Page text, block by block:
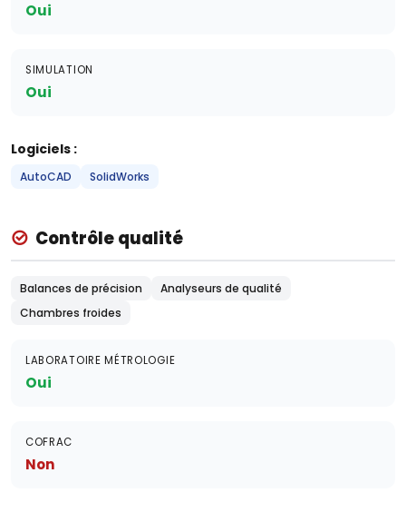
Oui
SIMULATION
Oui
Logiciels :
AutoCAD SolidWorks
Contrôle qualité
Balances de précision
Analyseurs de qualité
Chambres froides
LABORATOIRE MÉTROLOGIE
Oui
COFRAC
Non